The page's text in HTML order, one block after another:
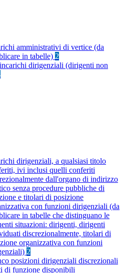
amministrativi di vertice (da
in tabelle) 2
dirigenziali (dirigenti non
dirigenziali, a qualsiasi titolo
ivi inclusi quelli conferiti
dall'organo di indirizzo
senza procedure pubbliche di
e titolari di posizione
con funzioni dirigenziali (da
in tabelle che distinguano le
situazioni: dirigenti, dirigenti
discrezionalmente, titolari di
organizzativa con funzioni
2
posizioni dirigenziali discrezionali
di funzione disponibili